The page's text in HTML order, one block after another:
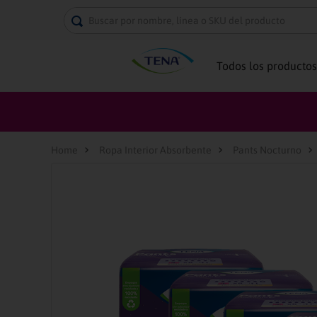
Buscar por nombre, línea o SKU del producto
Todos los productos